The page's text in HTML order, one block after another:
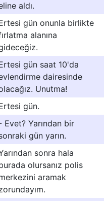
aldı.
gün onunla birlikte
alanına
gün saat 10'da
dairesinde
Unutma!
gün.
Evet? Yarından bir
gün yarın.
sonra hala
olursanız polis
aramak